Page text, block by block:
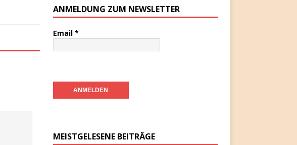
ANMELDUNG ZUM NEWSLETTER
Email *
MEISTGELESENE BEITRÄGE